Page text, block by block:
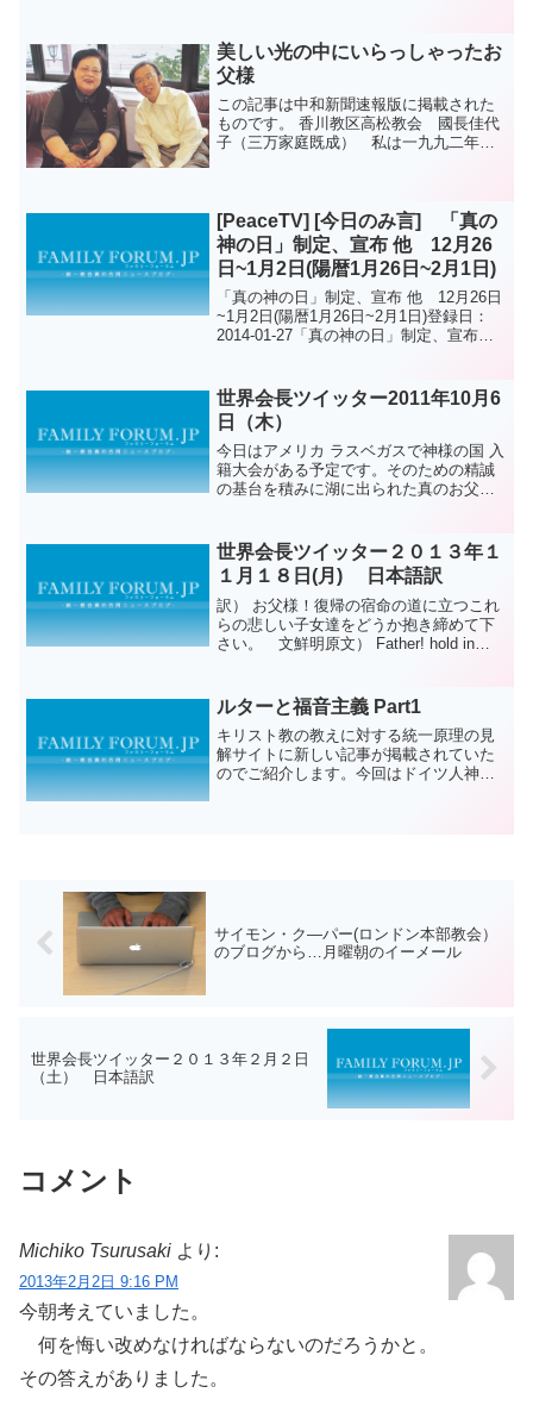
31日、宮崎台国際研修センターで開催さ
れ、全国各教会の壮...
美しい光の中にいらっしゃったお
父様
この記事は中和新聞速報版に掲載された
ものです。 香川教区高松教会 國長佳代
子（三万家庭既成） 私は一九九二年に
人娘の文恵も二〇一〇年...
[PeaceTV] [今日のみ言] 「真の
神の日」制定、宣布 他 12月26
日~1月2日(陽暦1月26日~2月1日)
「真の神の日」制定、宣布 他 12月26日
~1月2日(陽暦1月26日~2月1日)登録日：
2014-01-27「真の神の日」制定、宣布
次元的な基準で、神様の...
世界会長ツイッター2011年10月6
日（木）
今日はアメリカ ラスベガスで神様の国 入
籍大会がある予定です。そのための精誠
の基台を積みに湖に出られた真のお父
世界会長ツイッター２０１３年１
１月１８日(月) 日本語訳
訳） お父様！復帰の宿命の道に立つこれ
らの悲しい子女達をどうか抱き締めて下
さい。 文鮮明原文） Father! hold in
ルターと福音主義 Part1
キリスト教の教えに対する統一原理の見
解サイトに新しい記事が掲載されていた
のでご紹介します。今回はドイツ人神学
サイモン・ク―パー(ロンドン本部教会）
のブログから…月曜朝のイーメール
世界会長ツイッター２０１３年２月２日
（土） 日本語訳
コメント
Michiko Tsurusaki より:
2013年2月2日 9:16 PM
今朝考えていました。
何を悔い改めなければならないのだろうかと。
その答えがありました。